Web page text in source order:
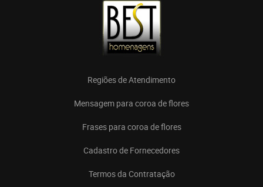
Regiões de Atendimento
Mensagem para coroa de flores
Frases para coroa de flores
Cadastro de Fornecedores
Termos da Contratação